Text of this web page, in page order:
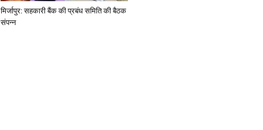
मिर्जापुर: सहकारी बैंक की प्रबंध समिति की बैठक
संपन्न